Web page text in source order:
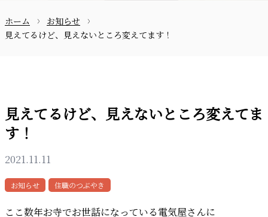
お問合せ
097-521-2585
ホーム
お知らせ
見えてるけど、見えないところ変えてます！
見えてるけど、見えないところ変えてま
す！
2021.11.11
お知らせ 住職のつぶやき
ここ数年お寺でお世話になっている電気屋さんに